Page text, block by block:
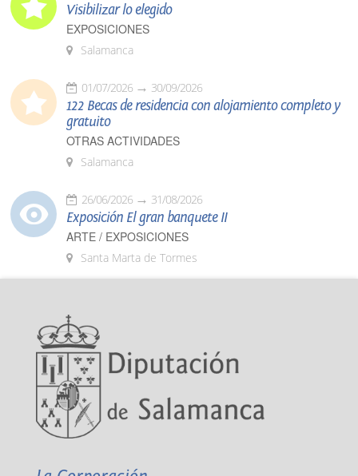
Visibilizar lo elegido
EXPOSICIONES
Salamanca
01/07/2026 30/09/2026
122 Becas de residencia con alojamiento completo y
gratuito
OTRAS ACTIVIDADES
Salamanca
26/06/2026 31/08/2026
Exposición El gran banquete II
ARTE / EXPOSICIONES
Santa Marta de Tormes